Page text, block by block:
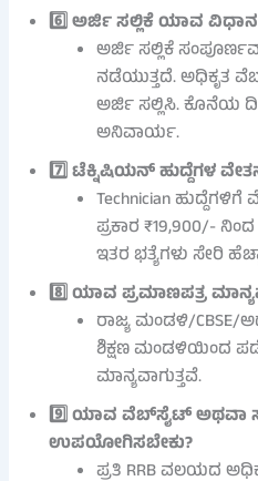
6️⃣ ಅರ್ಜಿ ಸಲ್ಲಿಕೆ ಯಾವ
ಅರ್ಜಿ ಸಲ್ಲಿಕೆ
ನಡೆಯುತ್ತದೆ. ಅಧಿಕೃತ
ಅರ್ಜಿ ಸಲ್ಲಿಸಿ. ಕೊನೆಯ
ಅನಿವಾರ್ಯ.
7️⃣ ಟೆಕ್ನಿಷಿಯನ್ ಹುದ್ದೆಗಳ ವೇತನ
Technician ಹುದ್ದೆಗಳಿಗೆ
ಪ್ರಕಾರ ₹19,900/-
ಇತರ ಭತ್ಯೆಗಳು ಸೇರಿ
8️⃣ ಯಾವ ಪ್ರಮಾಣಪತ್ರ
ರಾಜ್ಯ ಮಂಡಳಿ/
ಶಿಕ್ಷಣ ಮಂಡಳಿಯಿಂದ
ಮಾನ್ಯವಾಗುತ್ತವೆ.
9️⃣ ಯಾವ ವೆಬ್‌ಸೈಟ್ ಅಥವಾ
ಉಪಯೋಗಿಸಬೇಕು?
ಪ್ರತಿ RRB ವಲಯದ